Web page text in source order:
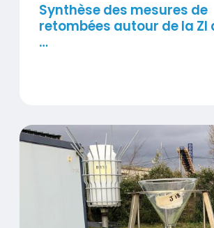
Synthèse des mesures de
retombées autour de la ZI
…
Synthèse des mesures de